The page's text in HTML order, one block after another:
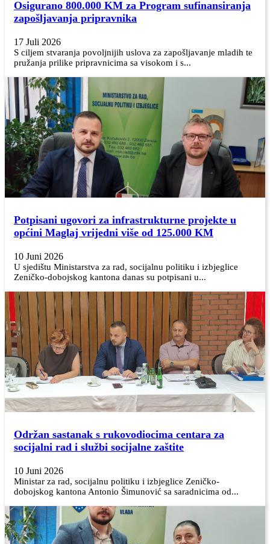
Osigurano 800.000 KM za Program sufinansiranja
zapošljavanja pripravnika
17 Juli 2026
S ciljem stvaranja povoljnijih uslova za zapošljavanje mladih te
pružanja prilike pripravnicima sa visokom i s...
Potpisani ugovori za infrastrukturne projekte u
općini Maglaj vrijedni više od 125.000 KM
10 Juni 2026
U sjedištu Ministarstva za rad, socijalnu politiku i izbjeglice
Zeničko-dobojskog kantona danas su potpisani u...
Održan sastanak s rukovodiocima centara za
socijalni rad i službi socijalne zaštite
10 Juni 2026
Ministar za rad, socijalnu politiku i izbjeglice Zeničko-
dobojskog kantona Antonio Šimunović sa saradnicima od...